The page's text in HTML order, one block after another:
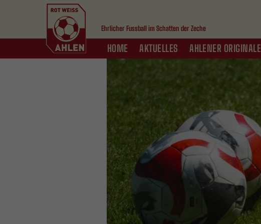
Ehrlicher Fussball im Schatten der Zeche
HOME AKTUELLES AHLENER ORIGINALE